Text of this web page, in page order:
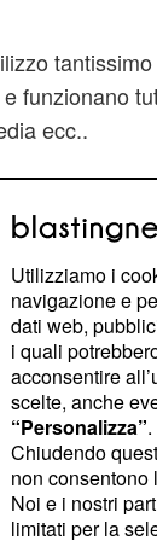
funzionano
ecc..
7giorni, io l'ho
Il posto
un albergo
a salire,
grosse
a notte se
se vi
prenoto gli
Utilizziamo i
navigazione e
dati web,
i quali
acconsentire
scelte, anche
“Personalizza”.
Chiudendo
non consentono
Noi e i nostri
limitati per la